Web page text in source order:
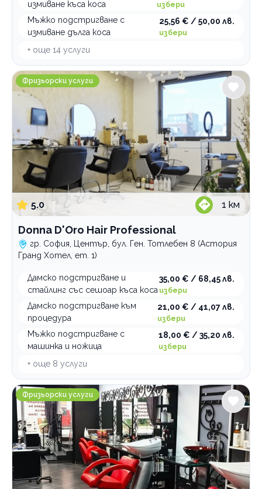
измиване къса коса
избери
Мъжко подстригване с
измиване дълга коса
25,56 € / 50,00 лв.
избери
+ още 14 услуги
Donna D'Oro Hair Professional
Фризьорски услуги
5.0 1 км
Donna D'Oro Hair Professional
гр. София, Център, бул. Ген. Тотлебен 8 (Астория
Гранд Хотел, ет. 1)
Дамско подстригване и
стайлинг със сешоар къса коса
35,00 € / 68,45 лв.
избери
Дамско подстригване към
процедура
21,00 € / 41,07 лв.
избери
Мъжко подстригване с
машинка и ножица
18,00 € / 35,20 лв.
избери
+ още 8 услуги
HANNА Hair & Spa
Фризьорски услуги